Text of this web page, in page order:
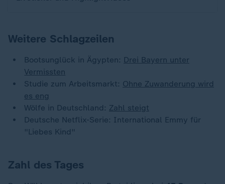
Weitere Schlagzeilen
Bootsunglück in Ägypten: Drei Bayern unter
Vermissten
Studie zum Arbeitsmarkt: Ohne Zuwanderung wird
es eng
Wölfe in Deutschland: Zahl steigt
Deutsche Netflix-Serie: International Emmy für
"Liebes Kind"
Zahl des Tages